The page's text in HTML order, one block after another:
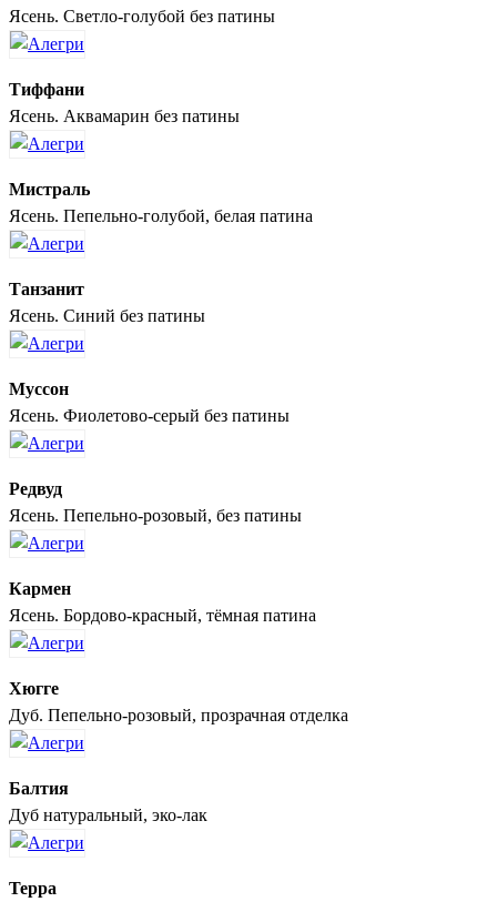
Ясень. Светло-голубой без патины
Тиффани
Ясень. Аквамарин без патины
Мистраль
Ясень. Пепельно-голубой, белая патина
Танзанит
Ясень. Синий без патины
Муссон
Ясень. Фиолетово-серый без патины
Редвуд
Ясень. Пепельно-розовый, без патины
Кармен
Ясень. Бордово-красный, тёмная патина
Хюгге
Дуб. Пепельно-розовый, прозрачная отделка
Балтия
Дуб натуральный, эко-лак
Терра